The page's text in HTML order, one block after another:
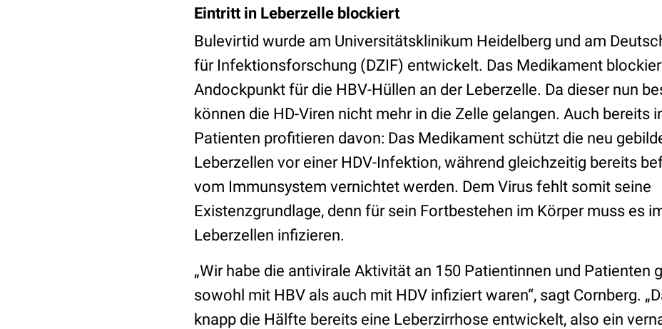
Eintritt in Leberzelle blockiert
Bulevirtid wurde am Universitätsklinikum Heidelberg und am
für Infektionsforschung (DZIF) entwickelt. Das Medikament
Andockpunkt für die HBV-Hüllen an der Leberzelle. Da dieser nun
können die HD-Viren nicht mehr in die Zelle gelangen. Auch bereits
Patienten profitieren davon: Das Medikament schützt die neu
Leberzellen vor einer HDV-Infektion, während gleichzeitig bereits
vom Immunsystem vernichtet werden. Dem Virus fehlt somit seine
Existenzgrundlage, denn für sein Fortbestehen im Körper muss es
Leberzellen infizieren.
„Wir habe die antivirale Aktivität an 150 Patientinnen und Patienten
sowohl mit HBV als auch mit HDV infiziert waren“, sagt Cornberg.
knapp die Hälfte bereits eine Leberzirrhose entwickelt, also ein